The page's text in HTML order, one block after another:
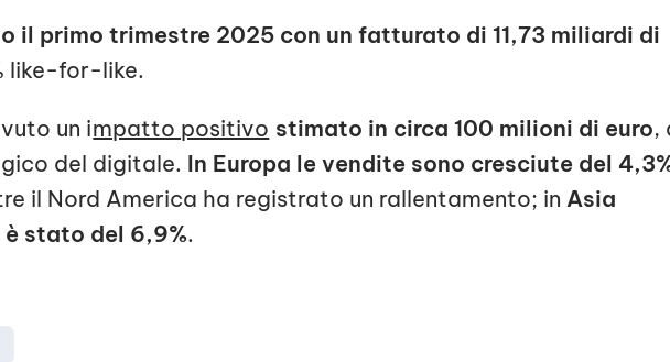
il primo trimestre 2025 con un fatturato di 11,73 miliardi di
like-for-like.
un impatto positivo stimato in circa 100 milioni di euro,
del digitale. In Europa le vendite sono cresciute del
il Nord America ha registrato un rallentamento; in Asia
stato del 6,9%.